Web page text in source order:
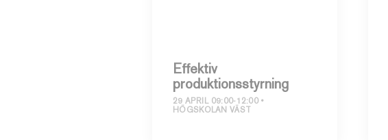
Effektiv
produktionsstyrning
29 APRIL 09:00-12:00
HÖGSKOLAN VÄST